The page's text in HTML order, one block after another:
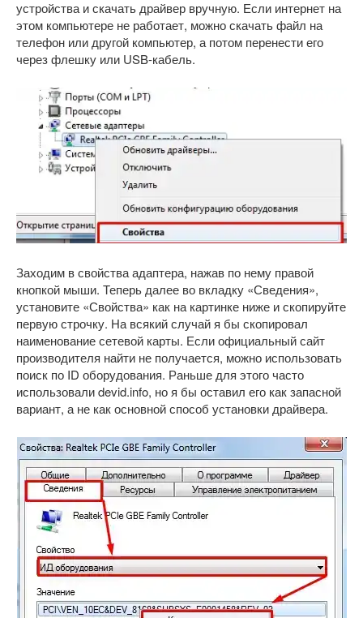
устройства и скачать драйвер вручную. Если интернет на
этом компьютере не работает, можно скачать файл на
телефон или другой компьютер, а потом перенести его
через флешку или USB-кабель.
Заходим в свойства адаптера, нажав по нему правой
кнопкой мыши. Теперь далее во вкладку «Сведения»,
установите «Свойства» как на картинке ниже и скопируйте
первую строчку. На всякий случай я бы скопировал
наименование сетевой карты. Если официальный сайт
производителя найти не получается, можно использовать
поиск по ID оборудования. Раньше для этого часто
использовали devid.info, но я бы оставил его как запасной
вариант, а не как основной способ установки драйвера.